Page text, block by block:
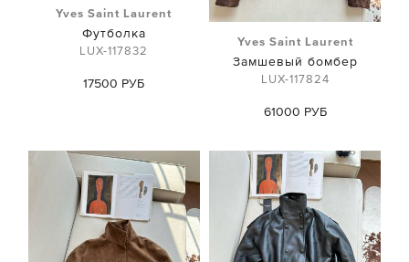
Yves Saint Laurent
Футболка
LUX-117832
17500 РУБ
Yves Saint Laurent
Замшевый бомбер
LUX-117824
61000 РУБ